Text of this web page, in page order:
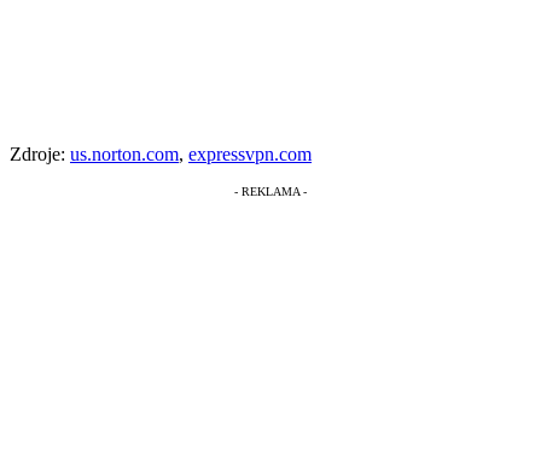
Zdroje: us.norton.com, expressvpn.com